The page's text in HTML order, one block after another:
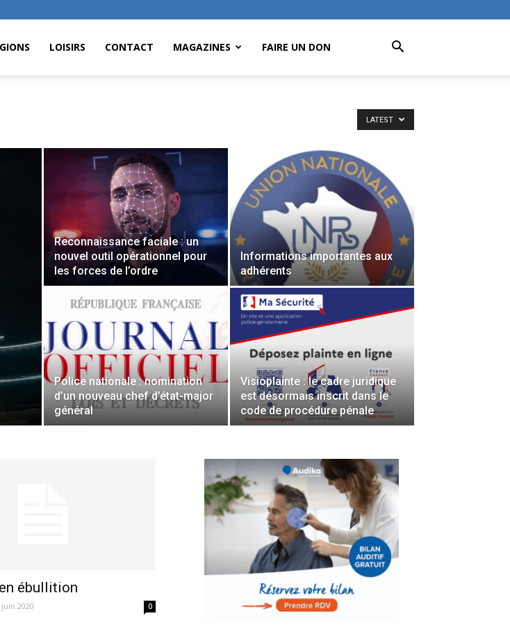
LOISIRS CONTACT MAGAZINES FAIRE UN DON
LATEST
Reconnaissance faciale : un
nouvel outil opérationnel pour
les forces de l’ordre
Informations importantes aux
adhérents
Police nationale : nomination
d’un nouveau chef d’état-major
général
Visioplainte : le cadre juridique
est désormais inscrit dans le
code de procédure pénale
ébullition
juin 2020 0